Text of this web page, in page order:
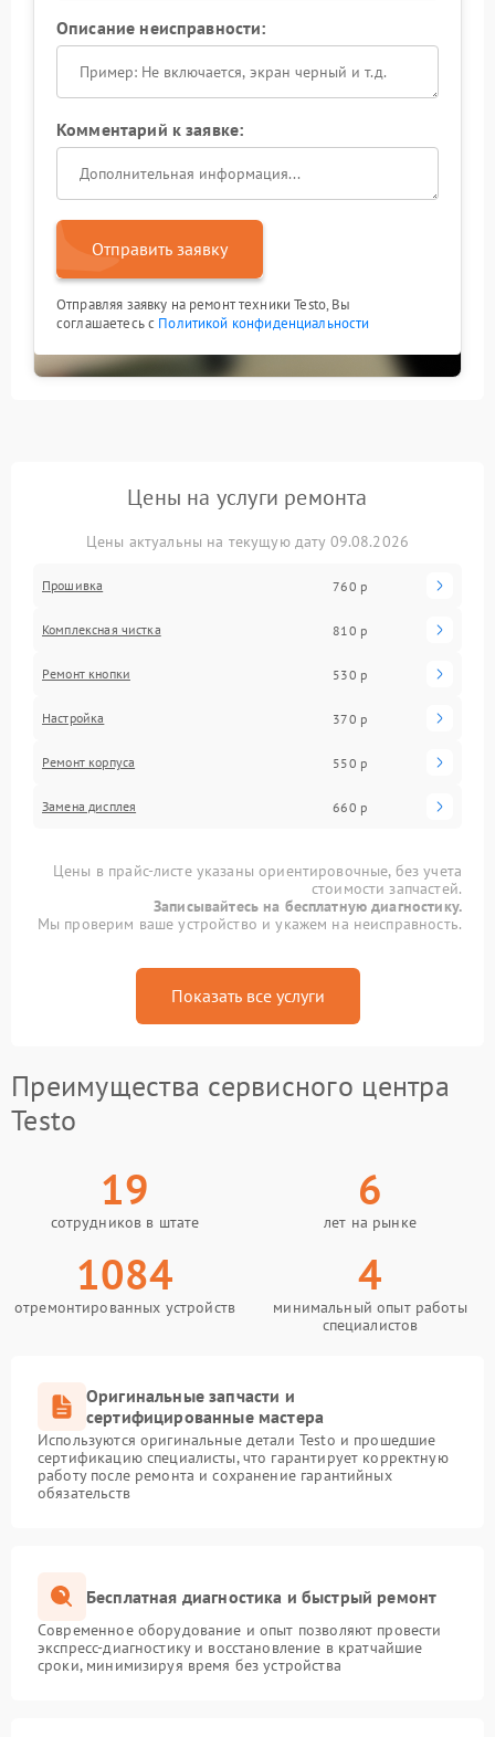
Описание неисправности:
Комментарий к заявке:
Отправить заявку
Отправляя заявку на ремонт техники Testo, Вы
соглашаетесь с Политикой конфиденциальности
Цены на услуги ремонта
Цены актуальны на текущую дату 09.08.2026
Прошивка 760 р
Комплексная чистка 810 р
Ремонт кнопки 530 р
Настройка 370 р
Ремонт корпуса 550 р
Замена дисплея 660 р
Цены в прайс-листе указаны ориентировочные, без учета
стоимости запчастей.
Записывайтесь на бесплатную диагностику.
Мы проверим ваше устройство и укажем на неисправность.
Показать все услуги
Преимущества сервисного центра
Testo
19
сотрудников в штате
6
лет на рынке
1084
отремонтированных устройств
4
минимальный опыт работы
специалистов
Оригинальные запчасти и
сертифицированные мастера
Используются оригинальные детали Testo и прошедшие
сертификацию специалисты, что гарантирует корректную
работу после ремонта и сохранение гарантийных
обязательств
Бесплатная диагностика и быстрый ремонт
Современное оборудование и опыт позволяют провести
экспресс-диагностику и восстановление в кратчайшие
сроки, минимизируя время без устройства